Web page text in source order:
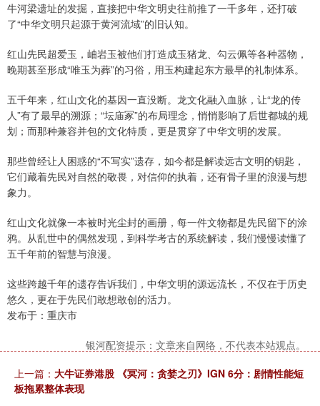
牛河梁遗址的发掘，直接把中华文明史往前推了一千多年，还打破
了“中华文明只起源于黄河流域”的旧认知。
红山先民超爱玉，岫岩玉被他们打造成玉猪龙、勾云佩等各种器物，
晚期甚至形成“唯玉为葬”的习俗，用玉构建起东方最早的礼制体系。
五千年来，红山文化的基因一直没断。龙文化融入血脉，让“龙的传
人”有了最早的溯源；“坛庙冢”的布局理念，悄悄影响了后世都城的规
划；而那种兼容并包的文化特质，更是贯穿了中华文明的发展。
那些曾经让人困惑的“不写实”遗存，如今都是解读远古文明的钥匙，
它们藏着先民对自然的敬畏，对信仰的执着，还有骨子里的浪漫与想
象力。
红山文化就像一本被时光尘封的画册，每一件文物都是先民留下的涂
鸦。从乱世中的偶然发现，到科学考古的系统解读，我们慢慢读懂了
五千年前的智慧与浪漫。
这些跨越千年的遗存告诉我们，中华文明的源远流长，不仅在于历史
悠久，更在于先民们敢想敢创的活力。
发布于：重庆市
银河配资提示：文章来自网络，不代表本站观点。
上一篇： 大牛证券港股 《冥河：贪婪之刃》IGN 6分：剧情性能短
板拖累整体表现